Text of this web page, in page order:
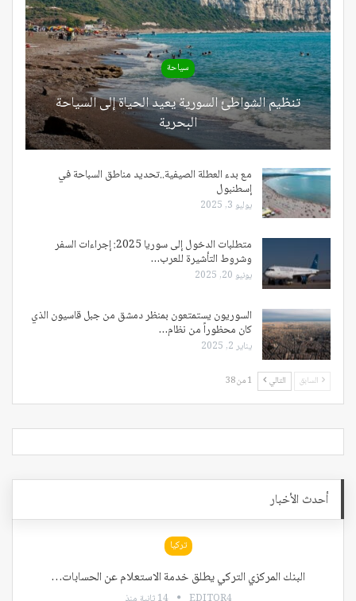
سياحة
تنظيم الشواطئ السورية يعيد الحياة إلى السياحة
البحرية
مع بدء العطلة الصيفية..تحديد مناطق السباحة في
إسطنبول
يوليو 3, 2025
متطلبات الدخول إلى سوريا 2025: إجراءات السفر
وشروط التأشيرة للعرب…
يونيو 20, 2025
السوريون يستمتعون بمنظر دمشق من جبل قاسيون الذي
كان محظوراً من نظام…
يناير 2, 2025
السابق التالي 1 من 38
أحدث الأخبار
تركيا
البنك المركزي التركي يطلق خدمة الاستعلام عن الحسابات…